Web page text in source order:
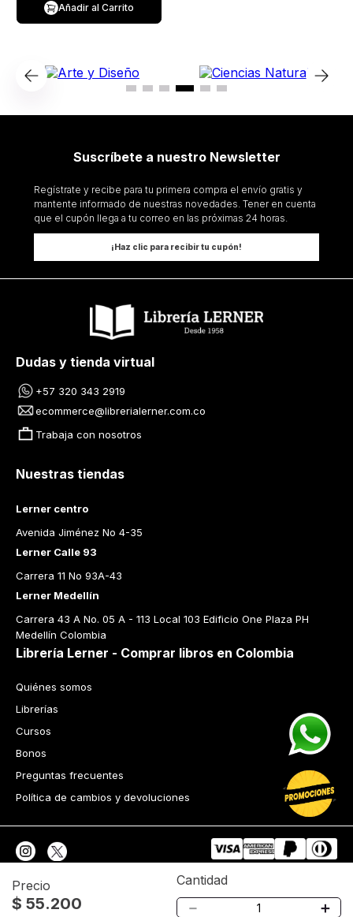
Precio
$ 55.200
Cantidad
＋
－
Añadir al Carrito
Suscríbete a nuestro Newsletter
Regístrate y recibe para tu primera compra el envío gratis y
mantente informado de nuestras novedades. Tener en cuenta
que el cupón llega a tu correo en las próximas 24 horas.
¡Haz clic para recibir tu cupón!
Dudas y tienda virtual
+57 320 343 2919
ecommerce@librerialerner.com.co
Trabaja con nosotros
Nuestras tiendas
Lerner centro
Avenida Jiménez No 4-35
Lerner Calle 93
Carrera 11 No 93A-43
Lerner Medellín
Carrera 43 A No. 05 A - 113 Local 103 Edificio One Plaza PH
Medellín Colombia
Librería Lerner - Comprar libros en Colombia
Quiénes somos
Librerías
Cursos
Bonos
Preguntas frecuentes
Política de cambios y devoluciones